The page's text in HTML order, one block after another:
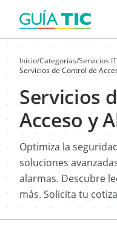
Inicio/Categorías/Servicios
Servicios de Control de
Servicios
Acceso y
Optimiza la
soluciones
alarmas. Descubre
más. Solicita tu